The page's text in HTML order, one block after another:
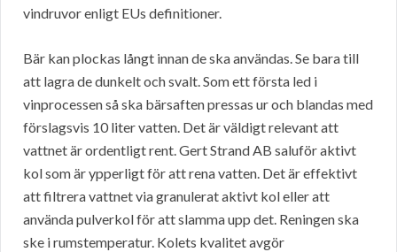
vindruvor enligt EUs definitioner.
Bär kan plockas långt innan de ska användas. Se bara till
att lagra de dunkelt och svalt. Som ett första led i
vinprocessen så ska bärsaften pressas ur och blandas med
förslagsvis 10 liter vatten. Det är väldigt relevant att
vattnet är ordentligt rent. Gert Strand AB saluför aktivt
kol som är ypperligt för att rena vatten. Det är effektivt
att filtrera vattnet via granulerat aktivt kol eller att
använda pulverkol för att slamma upp det. Reningen ska
ske i rumstemperatur. Kolets kvalitet avgör